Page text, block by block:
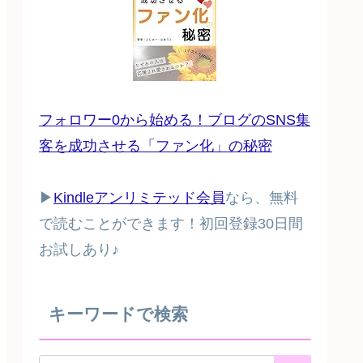
フォロワー0から始める！ブログのSNS集
客を成功させる「ファン化」の秘密
▶ Kindleアンリミテッド会員なら、無料
で読むことができます！初回登録30日間
お試しあり♪
キーワードで検索